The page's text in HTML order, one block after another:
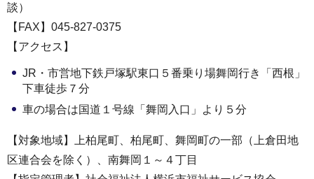
談）
【FAX】045-827-0375
【アクセス】
JR・市営地下鉄戸塚駅東口５番乗り場舞岡行き「西根」
下車徒歩７分
車の場合は国道１号線「舞岡入口」より５分
【対象地域】上柏尾町、柏尾町、舞岡町の一部（上倉田地
区連合会を除く）、南舞岡１～４丁目